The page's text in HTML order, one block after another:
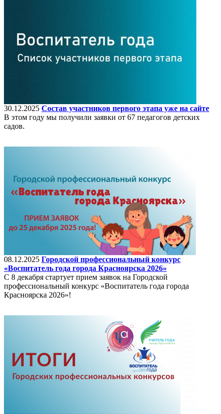
30.12.2025 Состав участников первого этапа уже на сайте
В этом году мы получили заявки от 67 педагогов детских
садов.
08.12.2025 Городской профессиональный конкурс
«Воспитатель года города Красноярска 2026»
С 8 декабря стартует прием заявок на Городской
профессиональный конкурс «Воспитатель года города
Красноярска 2026»!